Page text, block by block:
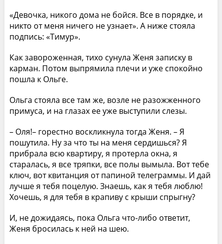
«Девочка, никого дома не бойся. Все в порядке, и
никто от меня ничего не узнает». А ниже стояла
подпись: «Тимур».
Как завороженная, тихо сунула Женя записку в
карман. Потом выпрямила плечи и уже спокойно
пошла к Ольге.
Ольга стояла все там же, возле не разожженного
примуса, и на глазах ее уже выступили слезы.
– Оля!– горестно воскликнула тогда Женя. – Я
пошутила. Ну за что ты на меня сердишься? Я
прибрала всю квартиру, я протерла окна, я
старалась, я все тряпки, все полы вымыла. Вот тебе
ключ, вот квитанция от папиной телеграммы. И дай
лучше я тебя поцелую. Знаешь, как я тебя люблю!
Хочешь, я для тебя в крапиву с крыши спрыгну?
И, не дожидаясь, пока Ольга что-либо ответит,
Женя бросилась к ней на шею.